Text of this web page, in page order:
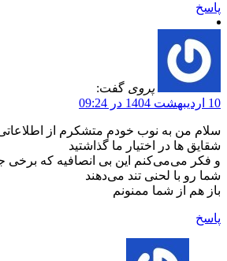
پاسخ
پروی گفت:
10 اردیبهشت 1404 در 09:24
سلام من به نوب خودم متشکرم از
شقایق ها در اختیار ما گذاشتید
و فکر می‌می‌کنم این بی انصافیه که برخی
شما رو با لحنی تند می‌دهند
باز هم از شما ممنونم
پاسخ